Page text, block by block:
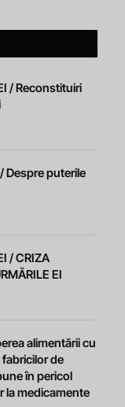
/ Reconstituiri
Despre puterile
/ CRIZA
EI
alimentării cu
fabricilor de
în pericol
la medicamente